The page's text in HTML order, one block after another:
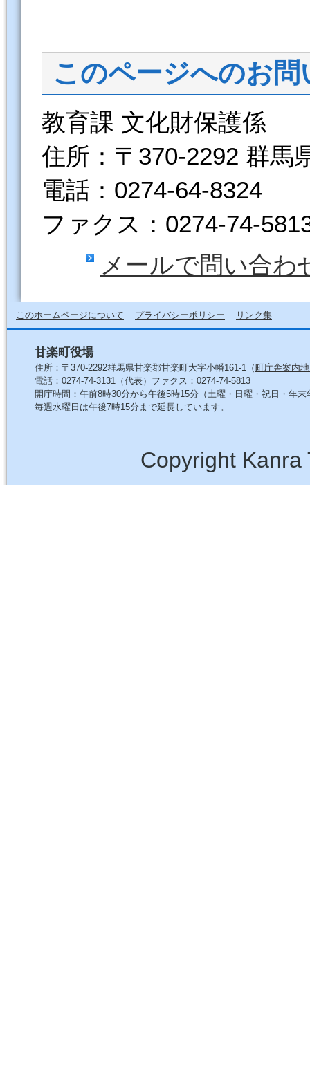
このページへのお問
教育課 文化財保護係
住所：〒370-2292 群馬
電話：0274-64-8324
ファクス：0274-74-
メールで問い合わ
このホームページについて プライバシーポリシー リンク集
甘楽町役場
住所：〒370-2292群馬県甘楽郡甘楽町大字小幡161-1（町庁舎案内
電話：0274-74-3131（代表）ファクス：0274-74-5813
開庁時間：午前8時30分から午後5時15分（土曜・日曜・祝日・年末
毎週水曜日は午後7時15分まで延長しています。
Copyright Kanra